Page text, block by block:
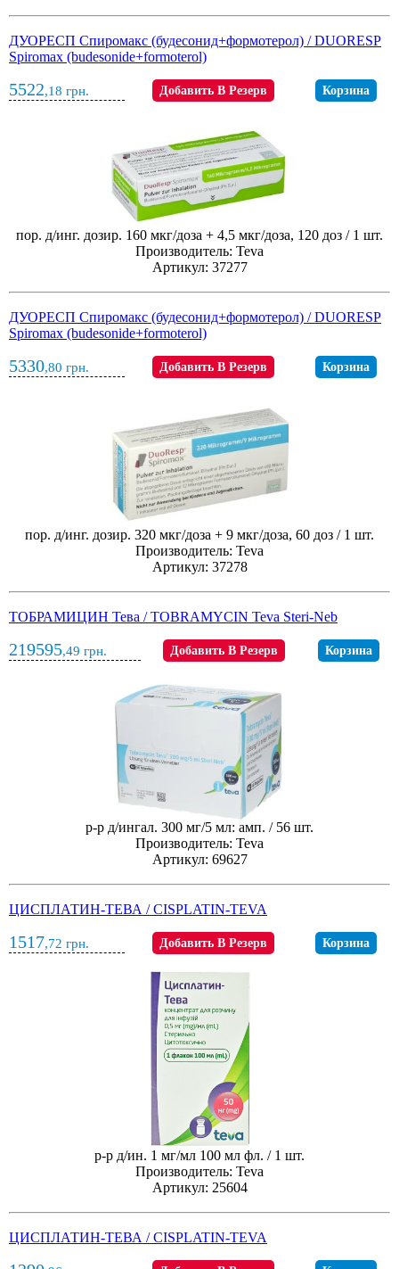
ДУОРЕСП Спиромакс (будеcонид+формотерол) / DUORESP
Spiromax (budesonide+formoterol)
5522,18 грн. Добавить В Резерв Корзина
пор. д/инг. дозир. 160 мкг/доза + 4,5 мкг/доза, 120 доз / 1 шт.
Производитель: Teva
Артикул: 37277
ДУОРЕСП Спиромакс (будеcонид+формотерол) / DUORESP
Spiromax (budesonide+formoterol)
5330,80 грн. Добавить В Резерв Корзина
пор. д/инг. дозир. 320 мкг/доза + 9 мкг/доза, 60 доз / 1 шт.
Производитель: Teva
Артикул: 37278
ТОБРАМИЦИН Тева / TOBRAMYCIN Teva Steri-Neb
219595,49 грн. Добавить В Резерв Корзина
р-р д/ингал. 300 мг/5 мл: амп. / 56 шт.
Производитель: Teva
Артикул: 69627
ЦИСПЛАТИН-ТЕВА / CISPLATIN-TEVA
1517,72 грн. Добавить В Резерв Корзина
р-р д/ин. 1 мг/мл 100 мл фл. / 1 шт.
Производитель: Teva
Артикул: 25604
ЦИСПЛАТИН-ТЕВА / CISPLATIN-TEVA